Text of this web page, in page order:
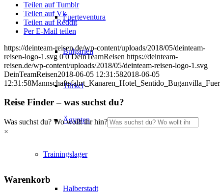
Fuerteventura
Bulgarien
Türkei
Ägypten
Trainingslager
Halberstadt
Teilen auf Tumblr
Teilen auf Vk
Teilen auf Reddit
Per E-Mail teilen
https://deinteam-reisen.de/wp-content/uploads/2018/05/deinteam-
reisen-logo-1.svg 0 0 DeinTeamReisen https://deinteam-
reisen.de/wp-content/uploads/2018/05/deinteam-reisen-logo-1.svg
DeinTeamReisen2018-06-05 12:31:582018-06-05
12:31:58
Reise Finder – was suchst du?
Was suchst du? Wo wollt ihr hin?
×
Warenkorb